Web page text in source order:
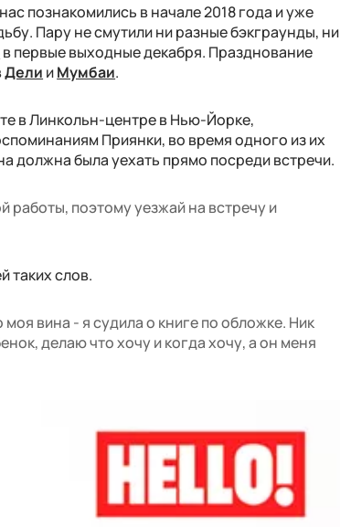
познакомились в начале 2018 года и уже
Пару не смутили ни разные бэкграунды, ни
в первые выходные декабря. Празднование
Дели иМумбаи.
в Линкольн-центре в Нью-Йорке,
Приянки, во время одного из их
должна была уехать прямо посреди встречи.
работы, поэтому уезжай на встречу и
таких слов.
вина - я судила о книге по обложке. Ник
делаю что хочу и когда хочу, а он меня